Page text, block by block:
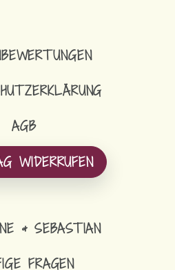
AGB
WIDERRUFEN
& SEBASTIAN
FRAGEN